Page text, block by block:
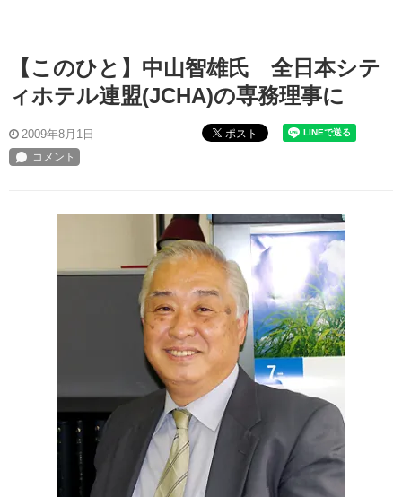
【このひと】中山智雄氏 全日本シテ
ィホテル連盟(JCHA)の専務理事に
2009年8月1日 ポスト